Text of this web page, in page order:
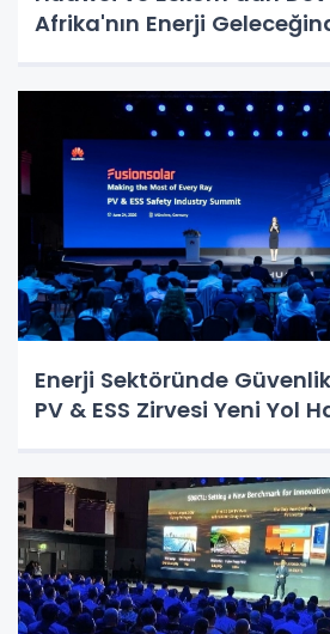
Afrika'nın Enerji
Enerji Sektöründe
PV & ESS Zirvesi Yeni Yol